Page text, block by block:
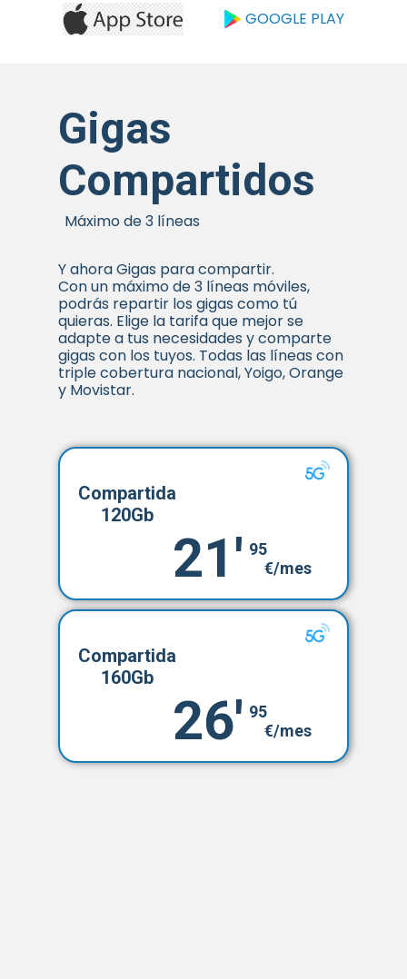
GOOGLE PLAY
Gigas
Compartidos
Máximo de 3 líneas
Y ahora Gigas para compartir.
Con un máximo de 3 líneas móviles,
podrás repartir los gigas como tú
quieras. Elige la tarifa que mejor se
adapte a tus necesidades y comparte
gigas con los tuyos. Todas las líneas con
triple cobertura nacional, Yoigo, Orange
y Movistar.
Compartida
120Gb
21' 95
€/mes
Compartida
160Gb
26' 95
€/mes